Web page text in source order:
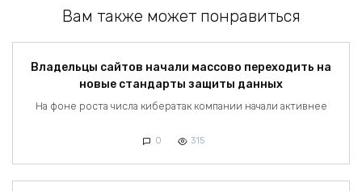
Вам также может понравиться
Владельцы сайтов начали массово переходить на
новые стандарты защиты данных
На фоне роста числа кибератак компании начали активнее
0 315